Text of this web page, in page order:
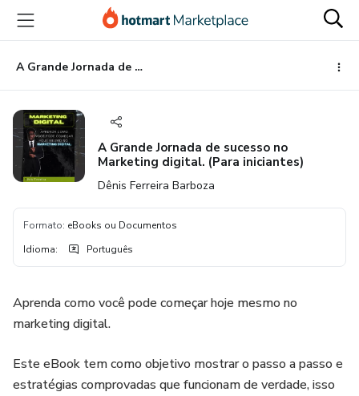
para
conteúdo
principal
para
pagamento
para
rodapé
A Grande Jornada de sucesso no Marketing digital. (Para iniciantes)
A Grande Jornada de sucesso no
Marketing digital. (Para iniciantes)
Dênis Ferreira Barboza
Formato: eBooks ou Documentos
Idioma: Português
Aprenda como você pode começar hoje mesmo no
marketing digital.
Este eBook tem como objetivo mostrar o passo a passo e
estratégias comprovadas que funcionam de verdade, isso